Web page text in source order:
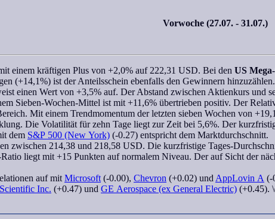
Vorwoche (27.07. - 31.07.)
einem kräftigen Plus von +2,0% auf 222,31 USD. Bei den US
(+14,1%) ist der Anteilsschein ebenfalls den Gewinnern
einen Wert von +3,5% auf. Der Abstand zwischen Aktienkurs und
Sieben-Wochen-Mittel ist mit +11,6% übertrieben positiv. Der
Mit einem Trendmomentum der letzten sieben Wochen von
Die Volatilität für zehn Tage liegt zur Zeit bei 5,6%. Der
dem S&P 500 (New York) (-0.27) entspricht dem Marktdurchschnitt.
zwischen 214,38 und 218,58 USD. Die kurzfristige Tages-
liegt mit +15 Punkten auf normalem Niveau. Der auf Sicht der
auf mit Microsoft (-0.00), Chevron (+0.02) und AppLovin A (-
Inc. (+0.47) und GE Aerospace (ex General Electric) (+0.45).